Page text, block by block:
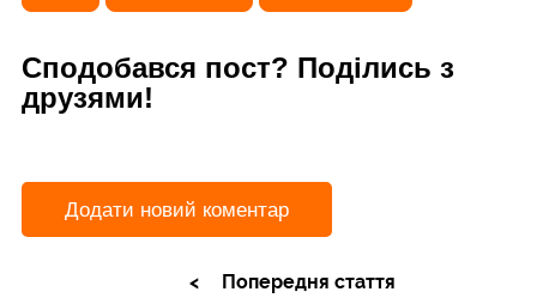
Сподобався пост? Поділись з
друзями!
Додати новий коментар
Попередня стаття